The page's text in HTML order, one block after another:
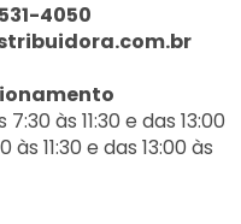
4050
às 11:30 e das 13:00
11:30 e das 13:00 às